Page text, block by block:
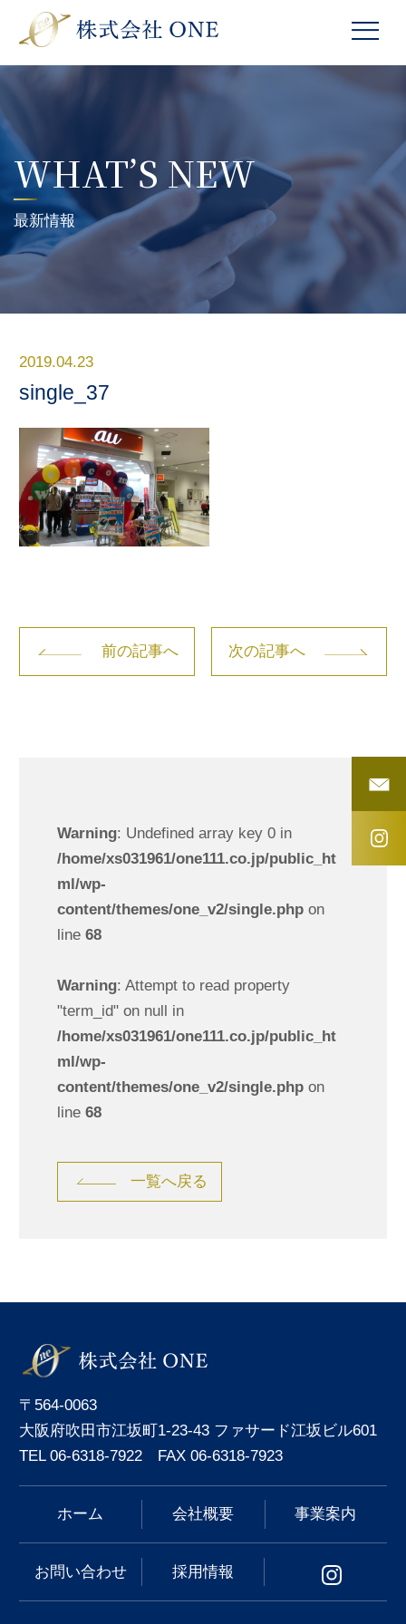
WHAT’S NEW
最新情報
2019.04.23
single_37
前の記事へ 次の記事へ
Warning: Undefined array key 0 in
/home/xs031961/one111.co.jp/public_ht
ml/wp-
content/themes/one_v2/single.phpon
line 68
Warning: Attempt to read property
"term_id" on null in
/home/xs031961/one111.co.jp/public_ht
ml/wp-
content/themes/one_v2/single.phpon
line 68
一覧へ戻る
〒564-0063
大阪府吹田市江坂町1-23-43 ファサード江坂ビル601
TEL 06-6318-7922 FAX 06-6318-7923
ホーム 会社概要 事業案内
お問い合わせ 採用情報